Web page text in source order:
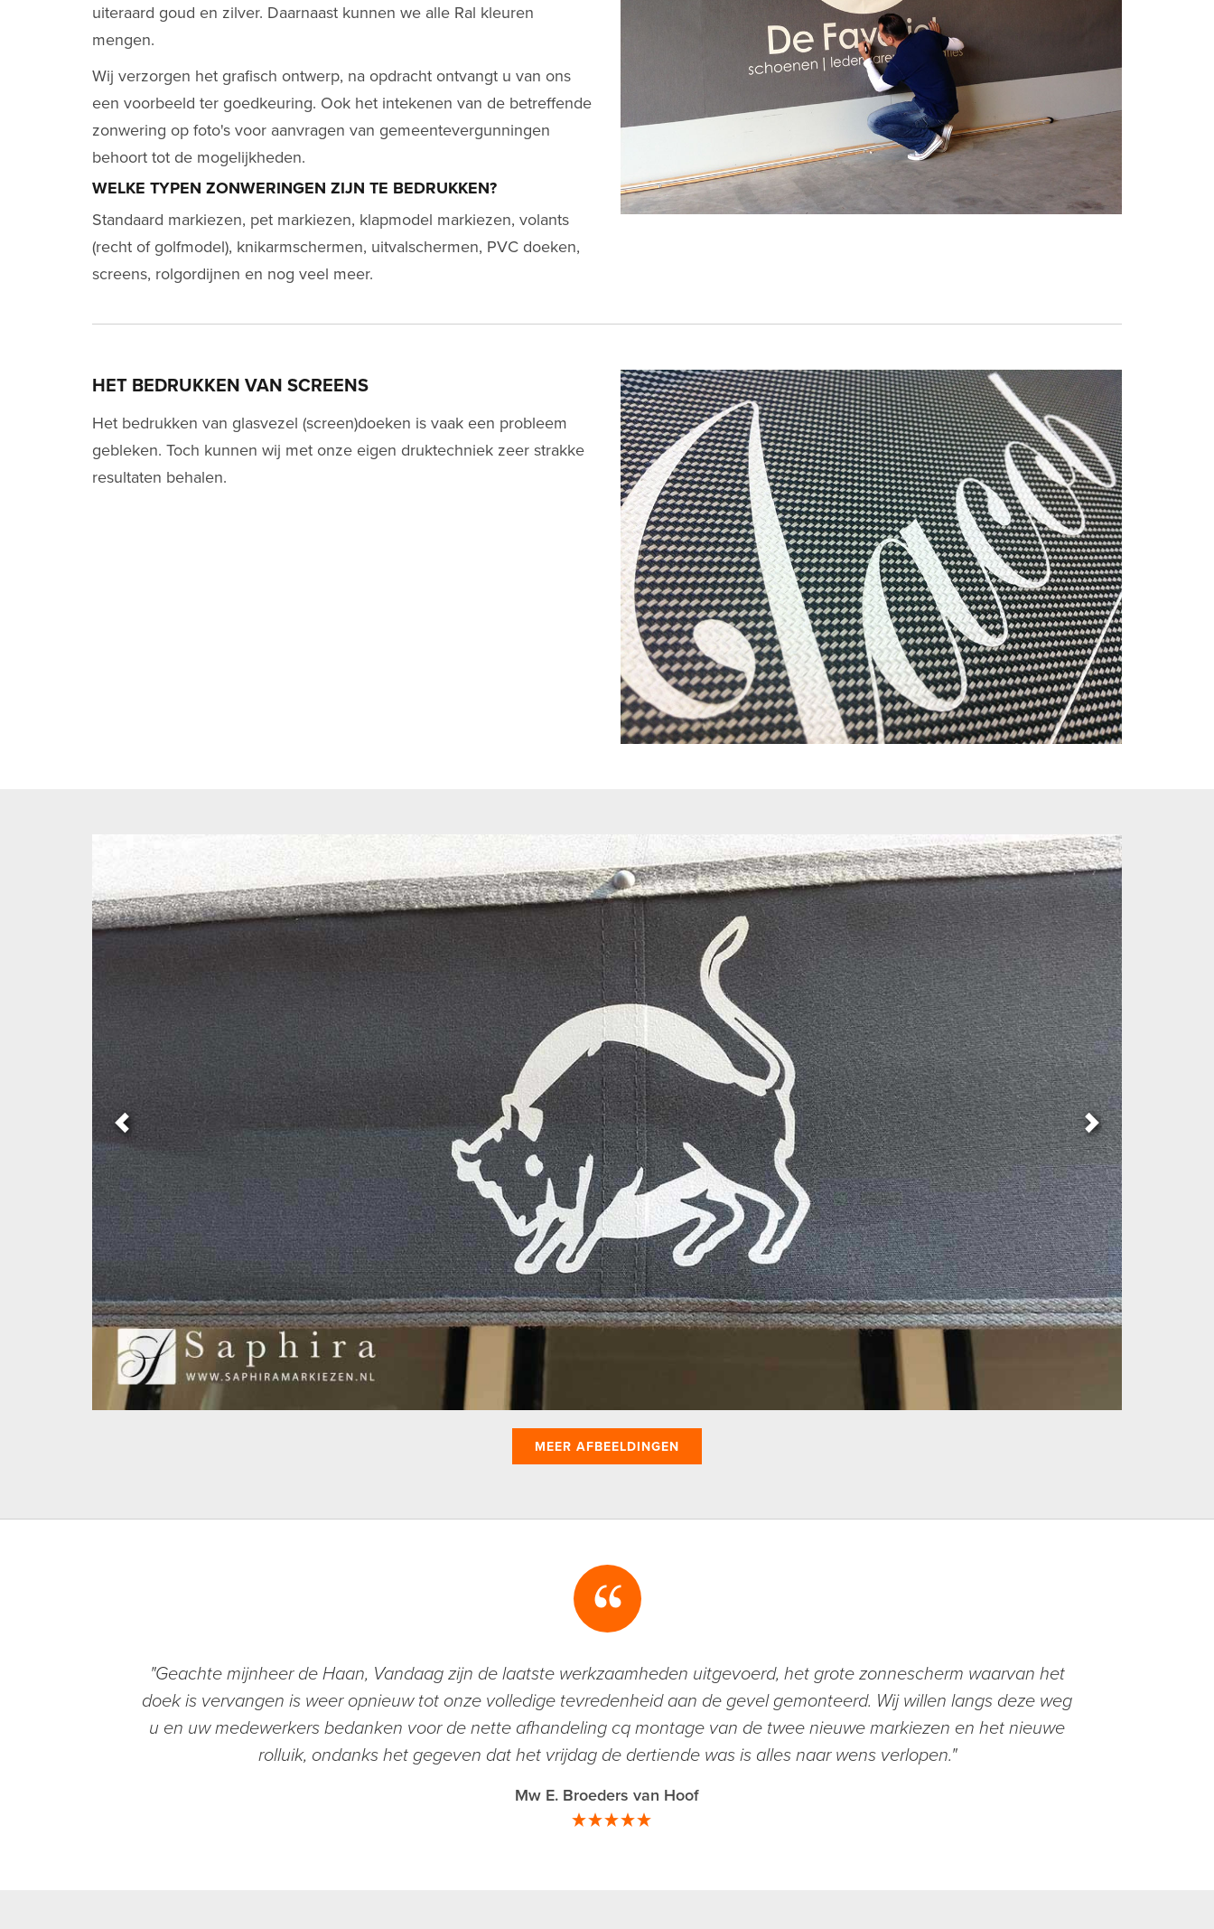
uiteraard goud en zilver. Daarnaast kunnen we alle Ral kleuren
mengen.
Wij verzorgen het grafisch ontwerp, na opdracht ontvangt u van ons
een voorbeeld ter goedkeuring. Ook het intekenen van de betreffende
zonwering op foto's voor aanvragen van gemeentevergunningen
behoort tot de mogelijkheden.
WELKE TYPEN ZONWERINGEN ZIJN TE BEDRUKKEN?
Standaard markiezen, pet markiezen, klapmodel markiezen, volants
(recht of golfmodel), knikarmschermen, uitvalschermen, PVC doeken,
screens, rolgordijnen en nog veel meer.
HET BEDRUKKEN VAN SCREENS
Het bedrukken van glasvezel (screen)doeken is vaak een probleem
gebleken. Toch kunnen wij met onze eigen druktechniek zeer strakke
resultaten behalen.
MEER AFBEELDINGEN
"Geachte mijnheer de Haan, Vandaag zijn de laatste werkzaamheden uitgevoerd, het grote zonnescherm waarvan het
doek is vervangen is weer opnieuw tot onze volledige tevredenheid aan de gevel gemonteerd. Wij willen langs deze weg
u en uw medewerkers bedanken voor de nette afhandeling cq montage van de twee nieuwe markiezen en het nieuwe
rolluik, ondanks het gegeven dat het vrijdag de dertiende was is alles naar wens verlopen."
Mw E. Broeders van Hoof